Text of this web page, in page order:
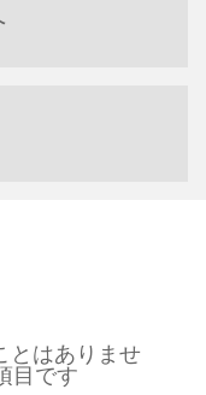
とはありませ
目です